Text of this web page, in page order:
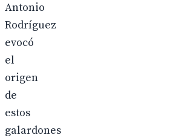
Antonio
Rodríguez
evocó
el
origen
de
estos
galardones